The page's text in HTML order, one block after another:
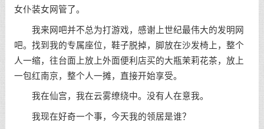
女仆装女网管了。
我来网吧并不总为打游戏，感谢上世纪最伟大的发明网
吧。找到我的专属座位，鞋子脱掉，脚放在沙发椅上，整个
人一缩，往台面上放上外面便利店买的大瓶茉莉花茶，放上
一包红南京，整个人一摊，直接开始享受。
我在仙宫，我在云雾缭绕中。没有人在意我。
我现在好奇一个事，今天我的领居是谁？